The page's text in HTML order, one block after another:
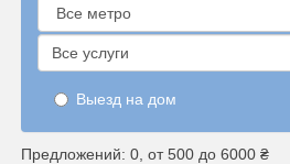
Все услуги
Выезд на дом
Предложений: 0, от 500 до 6000 ₴